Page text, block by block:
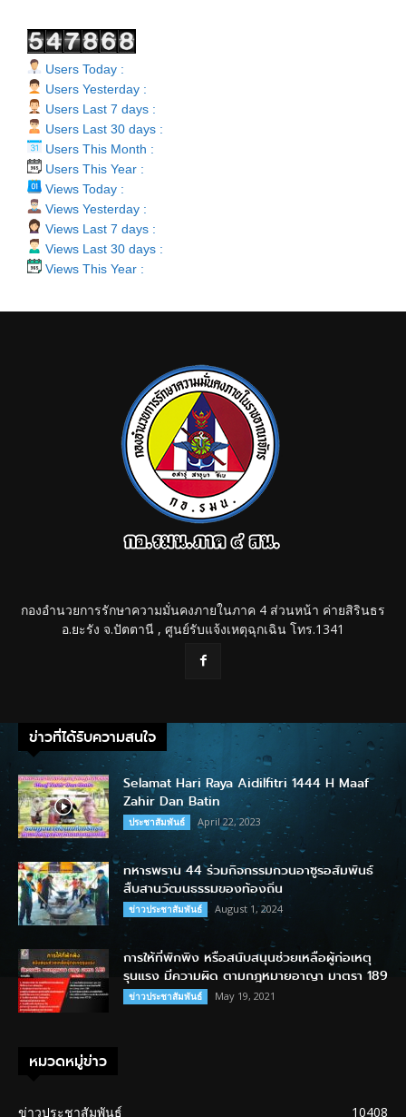
Users Today :
Users Yesterday :
Users Last 7 days :
Users Last 30 days :
Users This Month :
Users This Year :
Views Today :
Views Yesterday :
Views Last 7 days :
Views Last 30 days :
Views This Year :
กองอำนวยการรักษาความมั่นคงภายในภาค 4 ส่วนหน้า ค่ายสิรินธร
อ.ยะรัง จ.ปัตตานี , ศูนย์รับแจ้งเหตุฉุกเฉิน โทร.1341
ข่าวที่ได้รับความสนใจ
Selamat Hari Raya Aidilfitri 1444 H Maaf
Zahir Dan Batin
ประชาสัมพันธ์ April 22, 2023
ทหารพราน 44 ร่วมกิจกรรมกวนอาซูรอสัมพันธ์
สืบสานวัฒนธรรมของท้องถิ่น
ข่าวประชาสัมพันธ์ August 1, 2024
การให้ที่พักพิง หรือสนับสนุนช่วยเหลือผู้ก่อเหตุ
รุนแรง มีความผิด ตามกฎหมายอาญา มาตรา 189
ข่าวประชาสัมพันธ์ May 19, 2021
หมวดหมู่ข่าว
ข่าวประชาสัมพันธ์ 10408